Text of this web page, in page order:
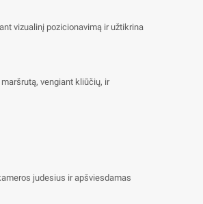
vizualinį pozicionavimą ir užtikrina
vengiant kliūčių, ir
judesius ir apšviesdamas